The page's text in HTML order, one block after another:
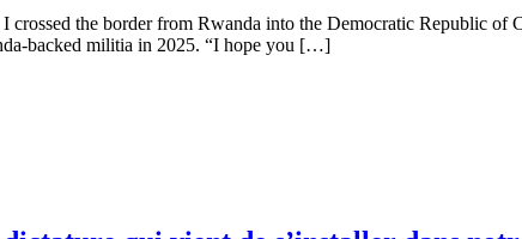
the border from Rwanda into the Democratic Republic of
backed militia in 2025. “I hope you […]